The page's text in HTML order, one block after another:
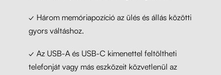
✓ Három memóriapozíció az ülés és állás közötti
gyors váltáshoz.
✓ Az USB-A és USB-C kimenettel feltöltheti
telefonját vagy más eszközeit közvetlenül az